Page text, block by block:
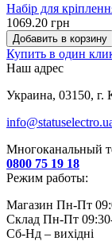
Набір для
1069.20 грн
Добавить в корзину
Купить в один
Наш адрес
Украина, 03150, г.
Многоканальный
0800 75 19 18
Режим работы:
Магазин Пн-Пт
Склад Пн-Пт
Сб-Нд – вихідні